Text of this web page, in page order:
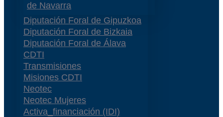
de Navarra
Diputación Foral de Gipuzkoa
Diputación Foral de Bizkaia
Diputación Foral de Álava
CDTI
Transmisiones
Misiones CDTI
Neotec
Neotec Mujeres
Activa_financiación (IDI)